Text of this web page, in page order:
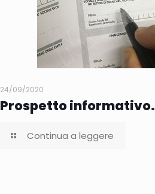
24/09/2020
Prospetto informativo.
Continua a leggere